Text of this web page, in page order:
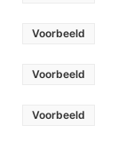
Voorbeeld
Voorbeeld
Voorbeeld